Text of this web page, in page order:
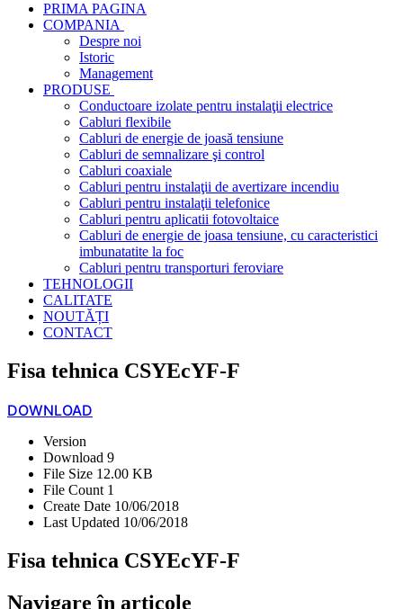
PRIMA PAGINA
COMPANIA
Despre noi
Istoric
Management
PRODUSE
Conductoare izolate pentru instalaţii electrice
Cabluri flexibile
Cabluri de energie de joasă tensiune
Cabluri de semnalizare şi control
Cabluri coaxiale
Cabluri pentru instalaţii de avertizare incendiu
Cabluri pentru instalaţii telefonice
Cabluri pentru aplicatii fotovoltaice
Cabluri de energie de joasa tensiune, cu caracteristici
imbunatatite la foc
Cabluri pentru transporturi feroviare
TEHNOLOGII
CALITATE
NOUTĂȚI
CONTACT
Fisa tehnica CSYEcYF-F
DOWNLOAD
Version
Download 9
File Size 12.00 KB
File Count 1
Create Date 10/06/2018
Last Updated 10/06/2018
Fisa tehnica CSYEcYF-F
Navigare în articole